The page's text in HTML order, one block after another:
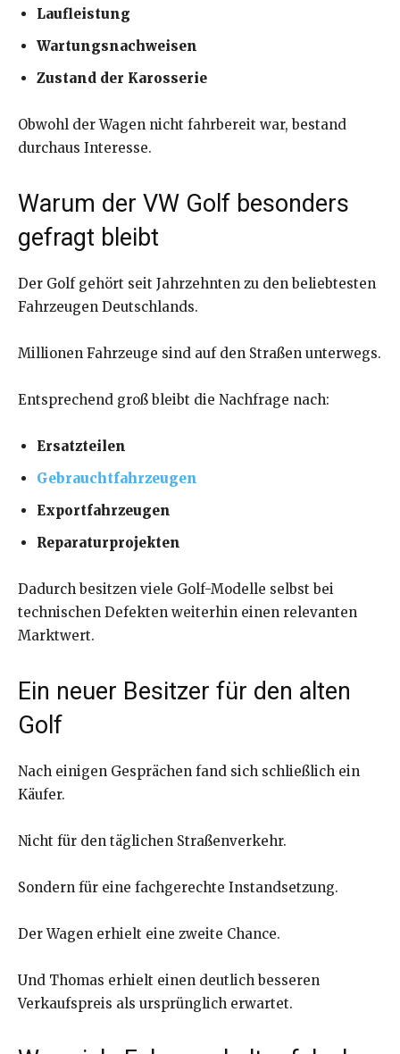
Laufleistung
Wartungsnachweisen
Zustand der Karosserie
Obwohl der Wagen nicht fahrbereit war, bestand
durchaus Interesse.
Warum der VW Golf besonders
gefragt bleibt
Der Golf gehört seit Jahrzehnten zu den beliebtesten
Fahrzeugen Deutschlands.
Millionen Fahrzeuge sind auf den Straßen unterwegs.
Entsprechend groß bleibt die Nachfrage nach:
Ersatzteilen
Gebrauchtfahrzeugen
Exportfahrzeugen
Reparaturprojekten
Dadurch besitzen viele Golf-Modelle selbst bei
technischen Defekten weiterhin einen relevanten
Marktwert.
Ein neuer Besitzer für den alten
Golf
Nach einigen Gesprächen fand sich schließlich ein
Käufer.
Nicht für den täglichen Straßenverkehr.
Sondern für eine fachgerechte Instandsetzung.
Der Wagen erhielt eine zweite Chance.
Und Thomas erhielt einen deutlich besseren
Verkaufspreis als ursprünglich erwartet.